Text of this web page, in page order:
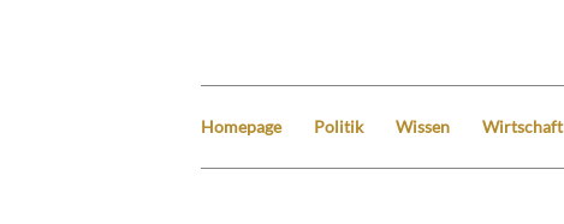
Homepage Politik Wissen Wirtschaft